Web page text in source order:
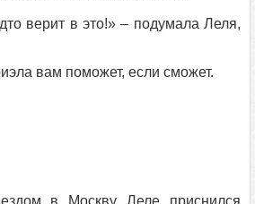
верит в это!» – подумала Леля,
вам поможет, если сможет.
в Москву Леле приснился